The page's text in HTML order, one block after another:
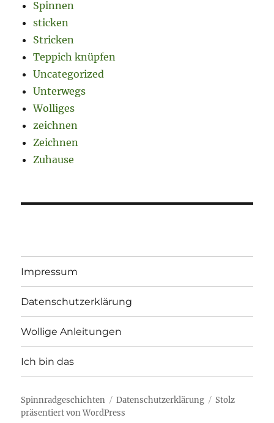
Spinnen
sticken
Stricken
Teppich knüpfen
Uncategorized
Unterwegs
Wolliges
zeichnen
Zeichnen
Zuhause
Impressum
Datenschutzerklärung
Wollige Anleitungen
Ich bin das
Spinnradgeschichten Datenschutzerklärung
Stolz
präsentiert von WordPress